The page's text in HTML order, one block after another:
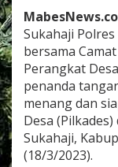
Sukahaji
bersama
Perangkat
penanda
menang dan
Desa
Sukahaji,
(18/3/2023).